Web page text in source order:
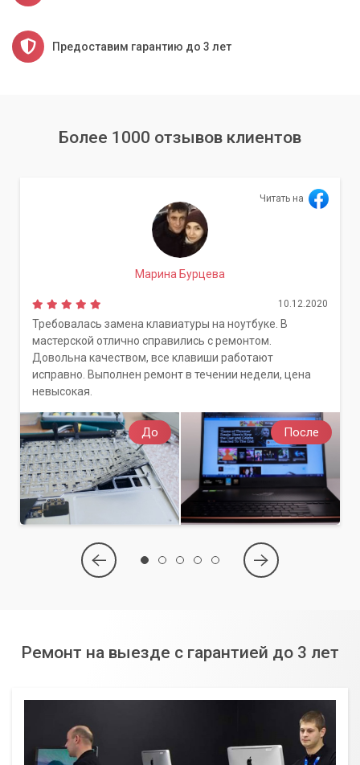
Предоставим гарантию до 3 лет
Более 1000 отзывов клиентов
До После
Читать на
Марина Бурцева
10.12.2020
Требовалась замена клавиатуры на ноутбуке. В
мастерской отлично справились с ремонтом.
Довольна качеством, все клавиши работают
исправно. Выполнен ремонт в течении недели, цена
невысокая.
Ремонт на выезде с гарантией до 3 лет